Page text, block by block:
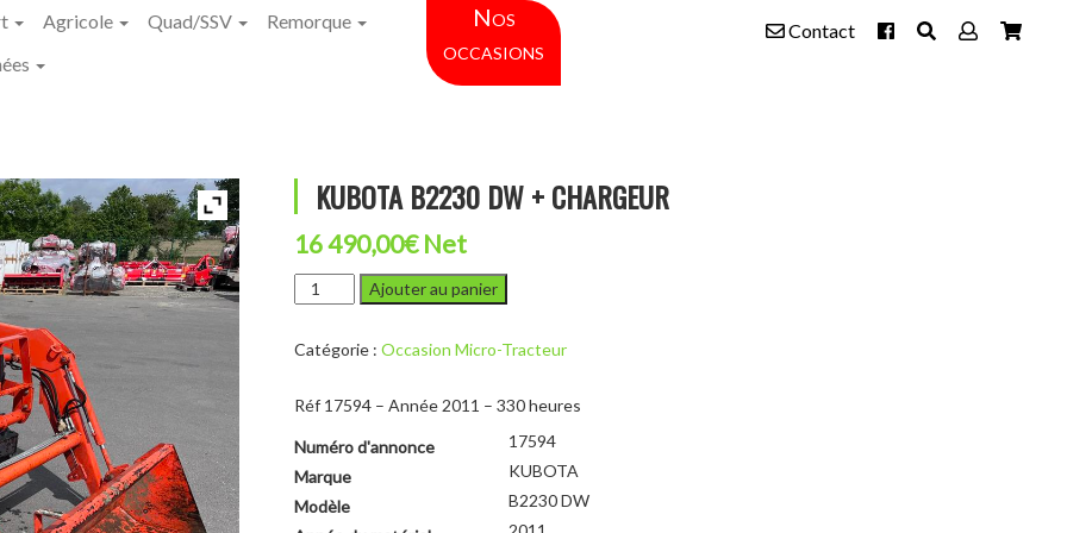
Agricole Quad/SSV
Remorque
Nos
occasions
Contact
KUBOTA B2230 DW + CHARGEUR
16 490,00€Net
quantité
de
B2230
+
Ajouter au panier
Catégorie : Occasion Micro-Tracteur
Réf 17594 – Année 2011 – 330 heures
Numéro d'annonce
17594
Marque
KUBOTA
Modèle
B2230 DW